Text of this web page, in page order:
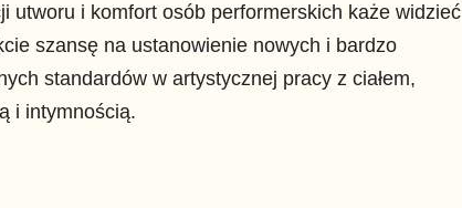
utworu i komfort osób performerskich każe widzieć
szansę na ustanowienie nowych i bardzo
standardów w artystycznej pracy z ciałem,
i intymnością.